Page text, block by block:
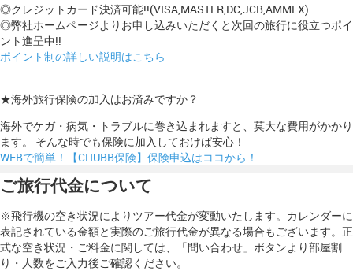
◎クレジットカード決済可能!!(VISA,MASTER,DC,JCB,AMMEX)
◎弊社ホームページよりお申し込みいただくと次回の旅行に役立つポイ
ント進呈中!!
ポイント制の詳しい説明はこちら
★海外旅行保険の加入はお済みですか？
海外でケガ・病気・トラブルに巻き込まれますと、莫大な費用がかかり
ます。 そんな時でも保険に加入しておけば安心！
WEBで簡単！【CHUBB保険】保険申込はココから！
ご旅行代金について
※飛行機の空き状況によりツアー代金が変動いたします。カレンダーに
表記されている金額と実際のご旅行代金が異なる場合もございます。正
式な空き状況・ご料金に関しては、「問い合わせ」ボタンより部屋割
り・人数をご入力後ご確認ください。